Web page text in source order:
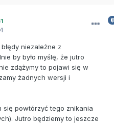
niezależne z
by było myślę, że jutro
zdążymy to pojawi się w
żadnych wersji i
się powtórzyć tego znikania
Jutro będziemy to jeszcze